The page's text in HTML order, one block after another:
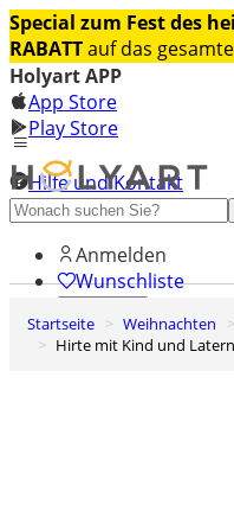
Special zum Fest des
RABATTauf das
Holyart APP
App Store
Play Store
Hilfe und Kontakt
Entdecken Sie Premium
Anmelden
Wunschliste
0
Warenkorb
Startseite Weihnachten
Hirte mit Kind und